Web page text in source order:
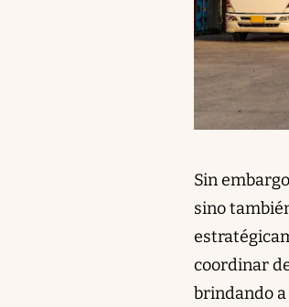
Sin
sino
coordinar
brindando